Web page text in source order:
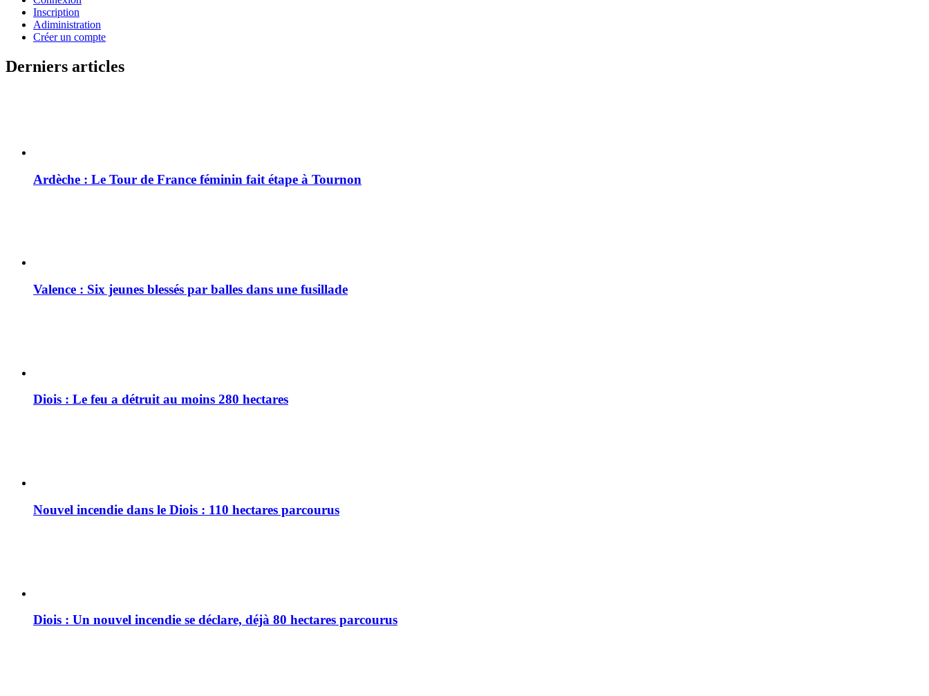
Inscription
Adiministration
Créer un compte
Derniers articles
Ardèche : Le Tour de France féminin fait étape à Tournon
Valence : Six jeunes blessés par balles dans une fusillade
Diois : Le feu a détruit au moins 280 hectares
Nouvel incendie dans le Diois : 110 hectares parcourus
Diois : Un nouvel incendie se déclare, déjà 80 hectares parcourus